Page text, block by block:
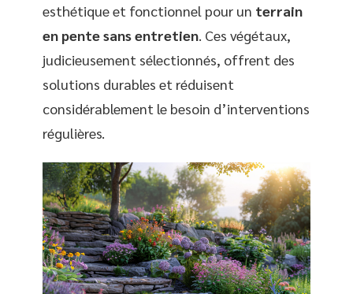
esthétique et fonctionnel pour un terrain
en pente sans entretien . Ces végétaux,
judicieusement sélectionnés, offrent des
solutions durables et réduisent
considérablement le besoin d’interventions
régulières.